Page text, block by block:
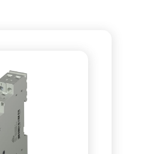
פתרונות לתחום הסולארי